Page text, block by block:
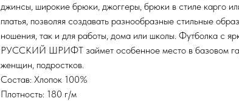
джинсы, широкие брюки, джоггеры, брюки в стиле карго
платья, позволяя создавать разнообразные стильные
ношения, так и для работы, дома или школы. Футболка с
РУССКИЙ ШРИФТ займет особенное место в базовом
женщин, подростков.
Состав: Хлопок 100%
Плотность: 180 г/м